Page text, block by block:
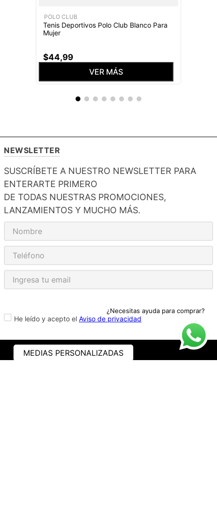
¿Necesitas ayuda para comprar?
POLO CLUB
Tenis Deportivos Polo Club Blanco Para
Mujer
$44,99
VER MÁS
NEWSLETTER
SUSCRÍBETE A NUESTRO NEWSLETTER PARA
ENTERARTE PRIMERO
DE TODAS NUESTRAS PROMOCIONES,
LANZAMIENTOS Y MUCHO MÁS.
He leído y acepto el Aviso de privacidad
MEDIAS PERSONALIZADAS